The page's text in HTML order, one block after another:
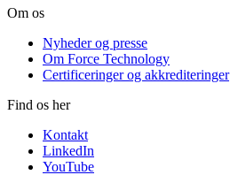
Om os
Nyheder og presse
Om Force Technology
Certificeringer og akkrediteringer
Find os her
Kontakt
LinkedIn
YouTube